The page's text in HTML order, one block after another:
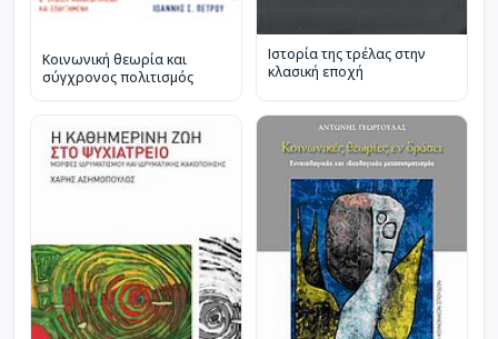
Κοινωνική θεωρία και
σύγχρονος πολιτισμός
Ιστορία της τρέλας στην
κλασική εποχή